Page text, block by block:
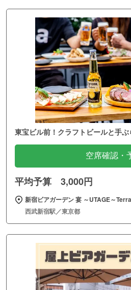
東宝ビル前！クラフトビールと手
空席確認・
平均予算 3,000円
新宿ビアガーデン 宴 ～UTAGE～
西武新宿駅／東京都